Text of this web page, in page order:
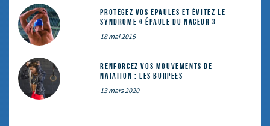
Protégez vos épaules et évitez le
syndrome « épaule du nageur »
18 mai 2015
Renforcez vos mouvements de
natation : les Burpees
13 mars 2020